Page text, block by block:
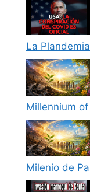
La
Millennium
Milenio de